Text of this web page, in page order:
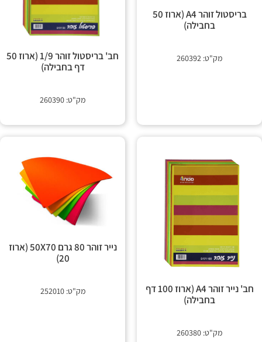
בריסטול זוהר A4 (ארוז 50
בחבילה)
מק"ט: 260392
חב' בריסטול זוהר 1/9 (ארוז 50
דף בחבילה)
מק"ט: 260390
חב' נייר זוהר A4 (ארוז 100 דף
בחבילה)
מק"ט: 260380
נייר זוהר 80 גרם 50X70 (ארוז
20)
מק"ט: 252010